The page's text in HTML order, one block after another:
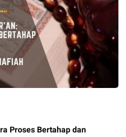
Proses Bertahap dan